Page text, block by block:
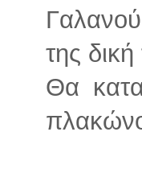
της
Θα